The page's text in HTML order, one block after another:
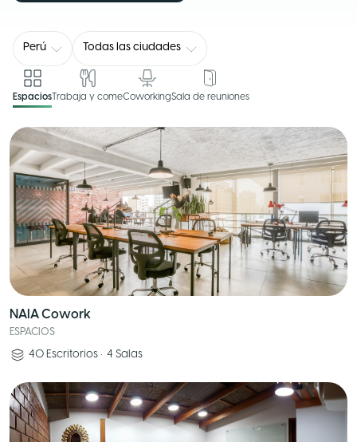
Perú Todas las ciudades
EspaciosTrabaja y comeCoworkingSala de reuniones
NAIA Cowork
ESPACIOS
40 Escritorios • 4 Salas